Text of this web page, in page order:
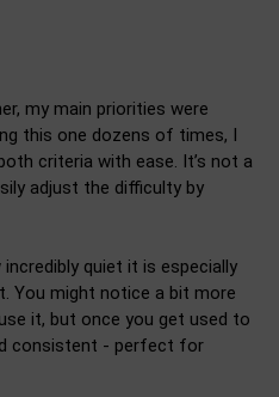
my main priorities were
this one dozens of times, I
criteria with ease. It’s not a
adjust the difficulty by
quiet it is especially
You might notice a bit more
it, but once you get used to
consistent - perfect for